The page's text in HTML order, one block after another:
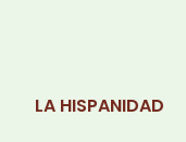
LA HISPANIDAD